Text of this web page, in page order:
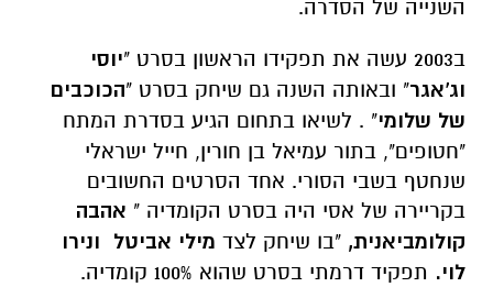
השנייה של הסדרה.
ב2003 עשה את תפקידו הראשון בסרט "
יוסי
וג'אגר" ובאותה השנה גם שיחק בסרט "הכוכבים
של שלומי" . לשיאו בתחום הגיע בסדרת המתח
"חטופים", בתור עמיאל בן חורין, חייל ישראלי
שנחטף בשבי הסורי. אחד הסרטים החשובים
בקריירה של אסי היה בסרט הקומדיה " אהבה
קולומביאנית, "בו שיחק לצד מילי אביטל ונירו
לוי. תפקיד דרמתי בסרט שהוא 100% קומדיה.